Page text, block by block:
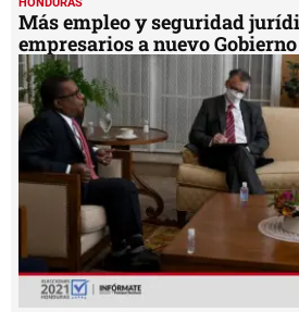
Más empleo y seguridad
empresarios a nuevo